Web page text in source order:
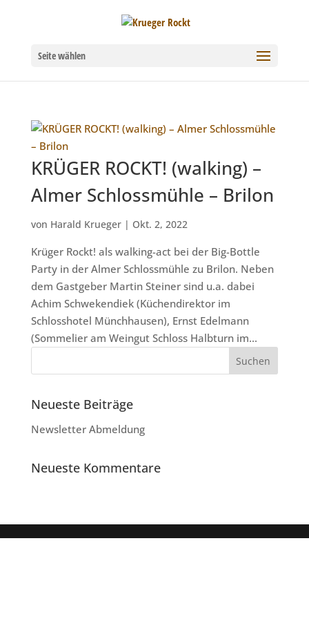
Seite wählen
KRÜGER ROCKT! (walking) –
Almer Schlossmühle – Brilon
von Harald Krueger| Okt. 2, 2022
Krüger Rockt! als walking-act bei der Big-Bottle
Party in der Almer Schlossmühle zu Brilon. Neben
dem Gastgeber Martin Steiner sind u.a. dabei
Achim Schwekendiek (Küchendirektor im
Schlosshotel Münchhausen), Ernst Edelmann
(Sommelier am Weingut Schloss Halbturn im...
Neueste Beiträge
Newsletter Abmeldung
Neueste Kommentare